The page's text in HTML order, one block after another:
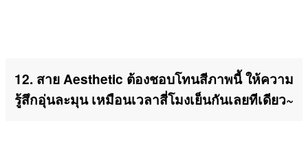
12. สาย Aesthetic ต้องชอบโทนสีภาพนี้ ให้ความ
รู้สึกอุ่นละมุน เหมือนเวลาสี่โมงเย็นกันเลยทีเดียว~